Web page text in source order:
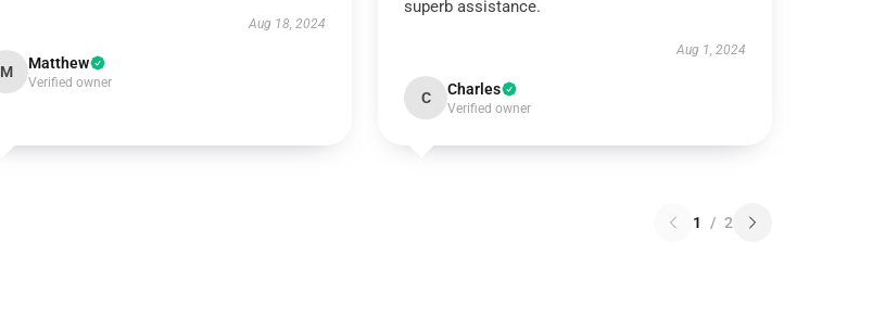
Aug 18, 2024
M Matthew
Verified owner
superb assistance.
Aug 1, 2024
C Charles
Verified owner
1 / 2